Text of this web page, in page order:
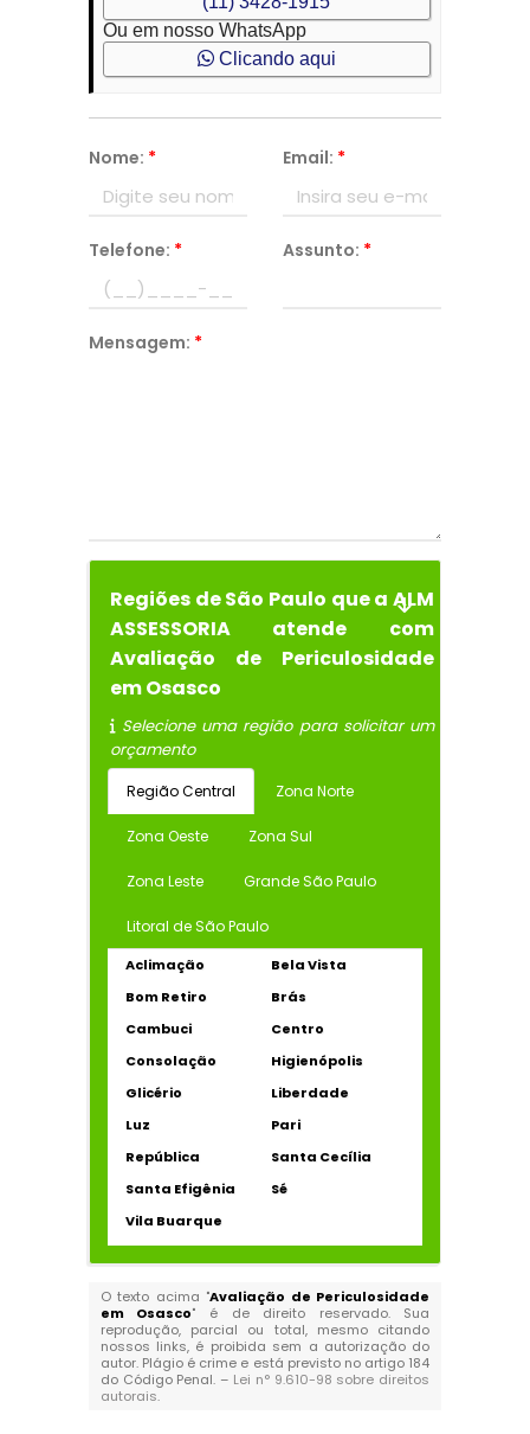
Ou em nosso WhatsApp
Clicando aqui
Nome: * Email: *
Telefone: * Assunto: *
Mensagem: *
Regiões de São Paulo que a ALM
ASSESSORIA atende com
Avaliação de Periculosidade
em Osasco
Selecione uma região para solicitar um
orçamento
Região Central Zona Norte
Zona Oeste Zona Sul
Zona Leste Grande São Paulo
Litoral de São Paulo
Aclimação
Bela Vista
Bom Retiro
Brás
Cambuci
Centro
Consolação
Higienópolis
Glicério
Liberdade
Luz
Pari
República
Santa Cecília
Santa Efigênia
Sé
Vila Buarque
O texto acima "Avaliação de Periculosidade
em Osasco" é de direito reservado. Sua
reprodução, parcial ou total, mesmo citando
nossos links, é proibida sem a autorização do
autor. Plágio é crime e está previsto no artigo 184
do Código Penal. – Lei n° 9.610-98 sobre direitos
autorais.